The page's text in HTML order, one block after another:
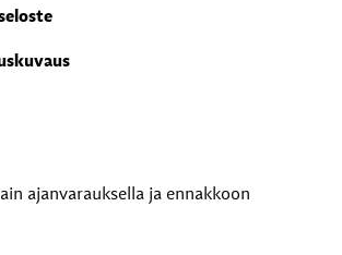
ajanvarauksella ja ennakkoon